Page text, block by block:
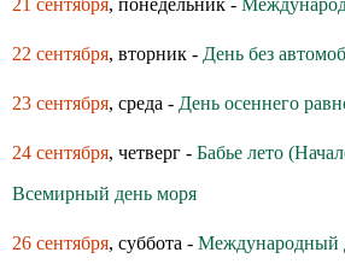
21 сентября, понедельник -
22 сентября, вторник - День без
23 сентября, среда - День осеннего
24 сентября, четверг - Бабье лето
Всемирный день моря
26 сентября, суббота - Международный